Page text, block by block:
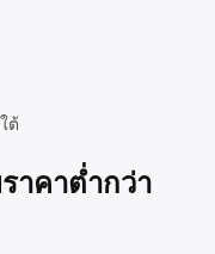
ต้
าคาต่ำกว่า